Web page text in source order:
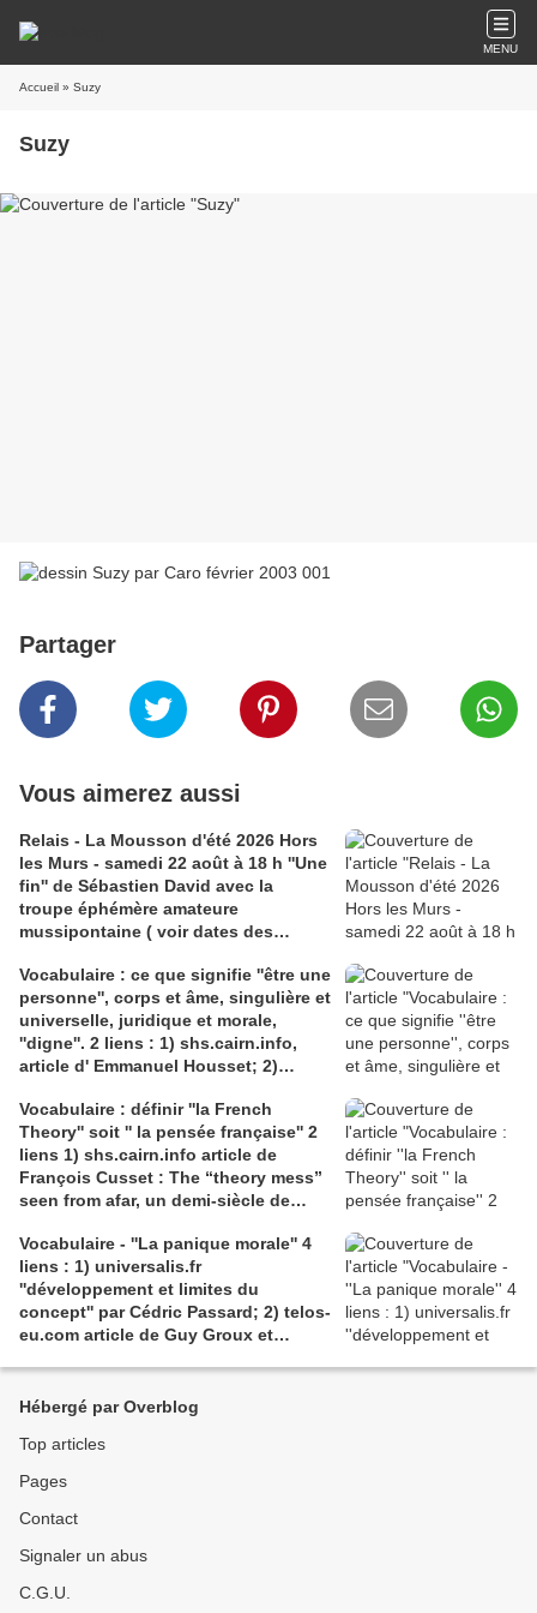
MENU
Accueil » Suzy
Suzy
Partager
Vous aimerez aussi
Relais - La Mousson d'été 2026 Hors
les Murs - samedi 22 août à 18 h ''Une
fin'' de Sébastien David avec la
troupe éphémère amateure
mussipontaine ( voir dates des
dramaturgie Lola Molina à l’Espace
Saint-Laurent, Pont-à-Mousson 2
liens : 1) lien meec.org; 2)
lemeac.com
Vocabulaire : ce que signifie ''être une
personne'', corps et âme, singulière et
universelle, juridique et morale,
''digne''. 2 liens : 1) shs.cairn.info,
article d' Emmanuel Housset; 2)
Julian Roche
Vocabulaire : définir ''la French
Theory'' soit '' la pensée française'' 2
liens 1) shs.cairn.info article de
François Cusset : The “theory mess”
seen from afar, un demi-siècle de
tracts.gallimard.fr ''La haine de
l'émancipation...'', François Cusset
Vocabulaire - ''La panique morale'' 4
liens : 1) universalis.fr
''développement et limites du
concept'' par Cédric Passard; 2) telos-
eu.com article de Guy Groux et
pour le compte rendu d'Arnaud
''la panique morale'';4) shs.cairn.info,
Pierre De Visscher : ''Craintes, peurs,
insécurités''
Hébergé par Overblog
Top articles
Pages
Contact
Signaler un abus
C.G.U.